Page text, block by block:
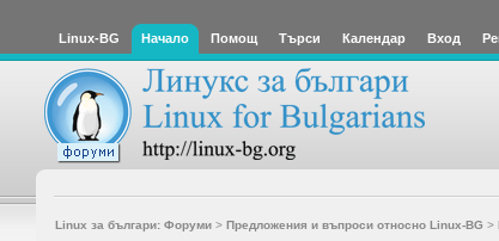
Linux-BG Начало Помощ Търси Календар Вход
Linux за българи: Форуми> Предложения и въпроси относно Linux-BG >